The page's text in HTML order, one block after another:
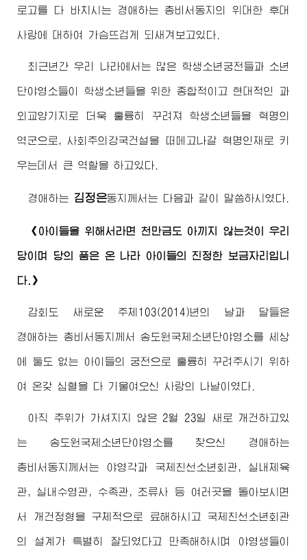
로고를 다 바치시는 경애하는 총비서동지의위대한 후대
사랑에 대하여 가슴뜨겁게 되새겨보고있다.
최근년간 우리 나라에서는 많은 학생소년궁전들과 소년
단야영소들이 학생소년들을 위한 종합적이고 현대적인 과
외교양기지로 더욱 훌륭히 꾸려져 학생소년들을 혁명의
역군으로, 사회주의강국건설을 떠메고나갈 혁명인재로 키
우는데서 큰 역할을 하고있다.
경애하는 김정은동지께서 는 다음과 같이 말씀하시였다.
《아이들을 위해서라면 천만금도 아끼지 않는것이 우리
당이며 당의 품은 온 나라 아이들의 진정한 보금자리입니
다.》
감회도 새로운 주체103(2014)년의 날과 달들은
경애하는 총비서동지께서 송도원국제소년단야영소를 세상
에 둘도 없는 아이들의 궁전으로 훌륭히 꾸려주시기 위하
여 온갖 심혈을 다 기울여오신 사랑의 나날이였다.
아직 추위가 가셔지지 않은 2월 23일 새로 개건하고있
는 송도원국제소년단야영소를 찾으신 경애하는
총비서동지께서 는 야영각과 국제친선소년회관, 실내체육
관, 실내수영관, 수족관, 조류사 등 여러곳을 돌아보시면
서 개건정형을 구체적으로 료해하시고 국제친선소년회관
의 설계가 특별히 잘되였다고 만족해하시며 야영생들이